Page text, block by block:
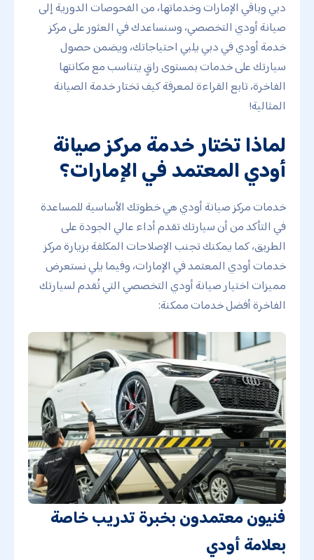
دبي وباقي الإمارات وخدماتها، من الفحوصات الدورية إلى
صيانة أودي التخصصي، وسنساعدك في العثور على مركز
خدمة أودي في دبي يلبي احتياجاتك، ويضمن حصول
سيارتك على خدمات بمستوى راقٍ يتناسب مع مكانتها
الفاخرة، تابع القراءة لمعرفة كيف تختار خدمة الصيانة
المثالية!
لماذا تختار خدمة مركز صيانة
أودي المعتمد في الإمارات؟
خدمات مركز صيانة أودي هي خطوتك الأساسية للمساعدة
في التأكد من أن سيارتك تقدم أداء عالي الجودة على
الطريق، كما يمكنك تجنب الإصلاحات المكلفة بزيارة مركز
خدمات أودي المعتمد في الإمارات، وفيما يلي نستعرض
مميزات اختيار صيانة أودي التخصصي التي تُقدم لسيارتك
الفاخرة أفضل خدمات ممكنة:
فنيون معتمدون بخبرة تدريب خاصة
بعلامة أودي